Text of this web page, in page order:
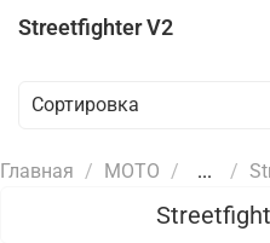
Streetfighter V2
Главная МОТО ...